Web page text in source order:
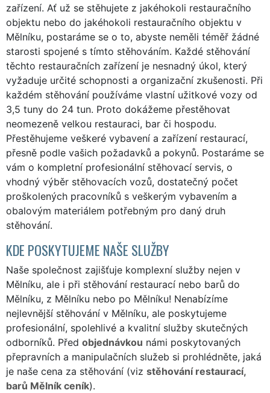
zařízení. Ať už se stěhujete z jakéhokoli restauračního
objektu nebo do jakéhokoli restauračního objektu v
Mělníku, postaráme se o to, abyste neměli téměř žádné
starosti spojené s tímto stěhováním. Každé stěhování
těchto restauračních zařízení je nesnadný úkol, který
vyžaduje určité schopnosti a organizační zkušenosti. Při
každém stěhování používáme vlastní užitkové vozy od
3,5 tuny do 24 tun. Proto dokážeme přestěhovat
neomezeně velkou restauraci, bar či hospodu.
Přestěhujeme veškeré vybavení a zařízení restaurací,
přesně podle vašich požadavků a pokynů. Postaráme se
vám o kompletní profesionální stěhovací servis, o
vhodný výběr stěhovacích vozů, dostatečný počet
proškolených pracovníků s veškerým vybavením a
obalovým materiálem potřebným pro daný druh
stěhování.
KDE POSKYTUJEME NAŠE SLUŽBY
Naše společnost zajišťuje komplexní služby nejen v
Mělníku, ale i při stěhování restaurací nebo barů do
Mělníku, z Mělníku nebo po Mělníku! Nenabízíme
nejlevnější stěhování v Mělníku, ale poskytujeme
profesionální, spolehlivé a kvalitní služby skutečných
odborníků. Před objednávkou námi poskytovaných
přepravních a manipulačních služeb si prohlédněte, jaká
je naše cena za stěhování (viz stěhování restaurací,
barů Mělník ceník).